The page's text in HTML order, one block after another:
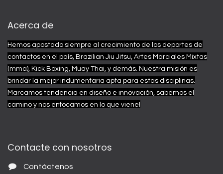
Acerca de
Hemos apostado siempre al crecimiento de los deportes de
contactos en el país, Brazilian Jiu Jitsu, Artes Marciales Mixtas
(mma), Kick Boxing, Muay Thai, y demás. Nuestra misión es
brindar la mejor indumentaria apta para estas disciplinas.
Marcamos tendencia en diseño e innovación, sabemos el
camino y nos enfocamos en lo que viene!
Contacte con nosotros
Contáctenos